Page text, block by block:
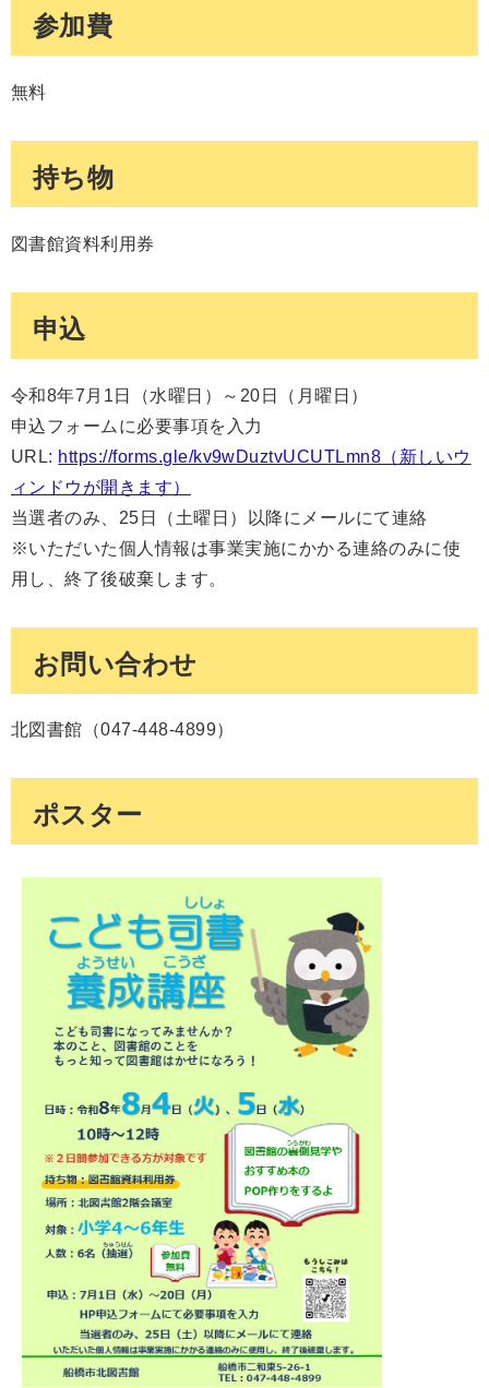
参加費
無料
持ち物
図書館資料利用券
申込
令和8年7月1日（水曜日）～20日（月曜日）
申込フォームに必要事項を入力
URL: https://forms.gle/kv9wDuztvUCUTLmn8（新しいウ
ィンドウが開きます）
当選者のみ、25日（土曜日）以降にメールにて連絡
※いただいた個人情報は事業実施にかかる連絡のみに使
用し、終了後破棄します。
お問い合わせ
北図書館（047-448-4899）
ポスター